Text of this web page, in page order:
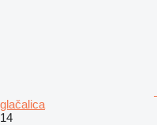
glačalica
14